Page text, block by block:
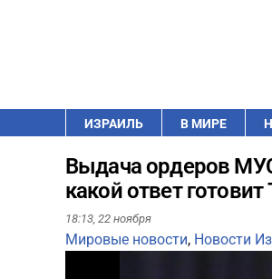
ИЗРАИЛЬ В МИРЕ
Выдача ордеров
какой ответ
18:13, 22 ноября
Мировые новости, Новости